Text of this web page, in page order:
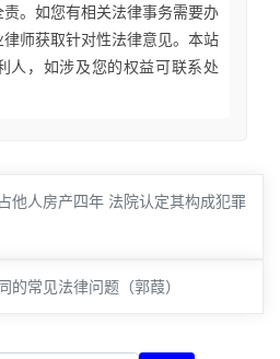
。如您有相关法律事务需要办
师获取针对性法律意见。本站
人，如涉及您的权益可联系处
他人房产四年 法院认定其构成犯罪
的常见法律问题（郭葭）